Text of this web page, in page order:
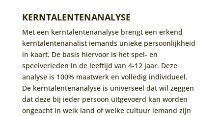
KERNTALENTENANALYSE
Met een kerntalentenanalyse brengt een erkend
kerntalentenanalist iemands unieke persoonlijkheid
in kaart. De basis hiervoor is het spel- en
speelverleden in de leeftijd van 4-12 jaar. Deze
analyse is 100% maatwerk en volledig individueel.
De kerntalentenanalyse is universeel dat wil zeggen
dat deze bij ieder persoon uitgevoerd kan worden
ongeacht in welk land of welke cultuur iemand zijn